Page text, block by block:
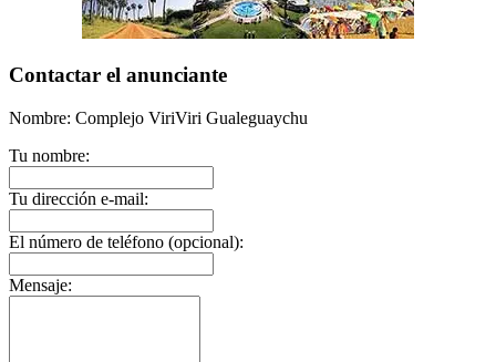
Contactar el anunciante
Nombre: Complejo ViriViri Gualeguaychu
Tu nombre:
Tu dirección e-mail:
El número de teléfono (opcional):
Mensaje: